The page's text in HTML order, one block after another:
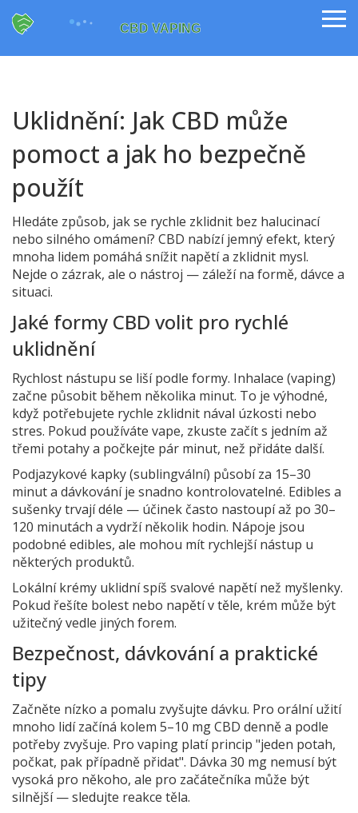
Uklidnění: Jak CBD může
pomoct a jak ho bezpečně
použít
Hledáte způsob, jak se rychle zklidnit bez halucinací
nebo silného omámení? CBD nabízí jemný efekt, který
mnoha lidem pomáhá snížit napětí a zklidnit mysl.
Nejde o zázrak, ale o nástroj — záleží na formě, dávce a
situaci.
Jaké formy CBD volit pro rychlé
uklidnění
Rychlost nástupu se liší podle formy. Inhalace (vaping)
začne působit během několika minut. To je výhodné,
když potřebujete rychle zklidnit nával úzkosti nebo
stres. Pokud používáte vape, zkuste začít s jedním až
třemi potahy a počkejte pár minut, než přidáte další.
Podjazykové kapky (sublingvální) působí za 15–30
minut a dávkování je snadno kontrolovatelné. Edibles a
sušenky trvají déle — účinek často nastoupí až po 30–
120 minutách a vydrží několik hodin. Nápoje jsou
podobné edibles, ale mohou mít rychlejší nástup u
některých produktů.
Lokální krémy uklidní spíš svalové napětí než myšlenky.
Pokud řešíte bolest nebo napětí v těle, krém může být
užitečný vedle jiných forem.
Bezpečnost, dávkování a praktické
tipy
Začněte nízko a pomalu zvyšujte dávku. Pro orální užití
mnoho lidí začíná kolem 5–10 mg CBD denně a podle
potřeby zvyšuje. Pro vaping platí princip "jeden potah,
počkat, pak případně přidat". Dávka 30 mg nemusí být
vysoká pro někoho, ale pro začátečníka může být
silnější — sledujte reakce těla.